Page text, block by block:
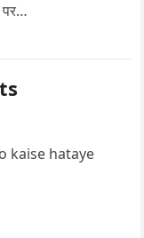
पर…
kaise hataye